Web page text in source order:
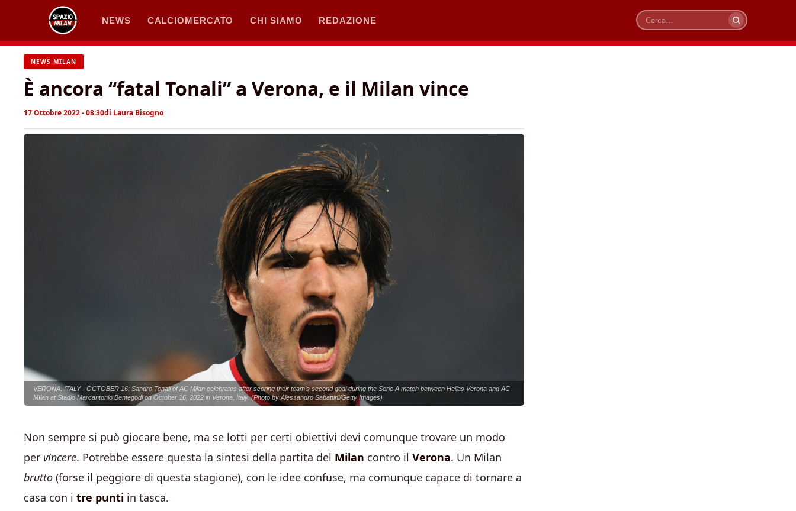
contenuto
NEWS CALCIOMERCATO CHI SIAMO REDAZIONE
Cerca
NEWS MILAN
È ancora “fatal Tonali” a Verona, e il Milan vince
17 Ottobre 2022 - 08:30di Laura Bisogno
VERONA, ITALY - OCTOBER 16: Sandro Tonali of AC Milan celebrates after scoring their team's second goal during the Serie A match between Hellas Verona and AC
MIlan at Stadio Marcantonio Bentegodi on October 16, 2022 in Verona, Italy. (Photo by Alessandro Sabattini/Getty Images)
Non sempre si può giocare bene, ma se lotti per certi obiettivi devi comunque trovare un modo
per vincere. Potrebbe essere questa la sintesi della partita del Milan contro il Verona. Un Milan
brutto (forse il peggiore di questa stagione), con le idee confuse, ma comunque capace di tornare a
casa con i tre punti in tasca.